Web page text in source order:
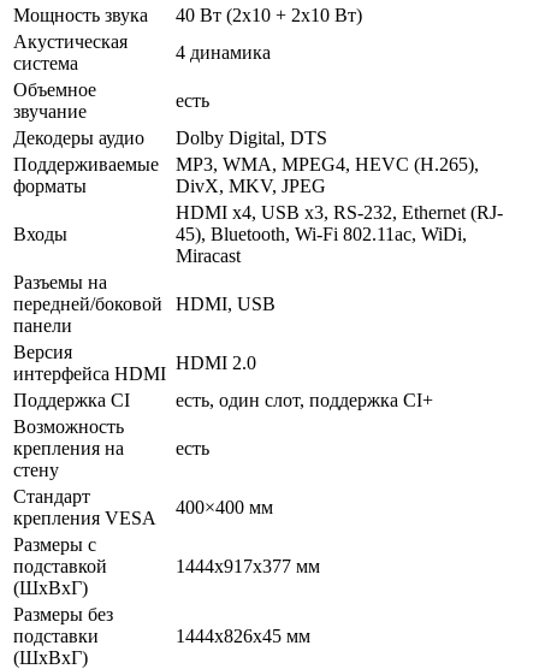
Мощность звука
40 Вт (2х10 + 2х10 Вт)
Акустическая
система
4 динамика
Объемное
звучание
есть
Декодеры аудио
Dolby Digital, DTS
Поддерживаемые
форматы
MP3, WMA, MPEG4, HEVC (H.265),
DivX, MKV, JPEG
Входы
HDMI x4, USB x3, RS-232, Ethernet (RJ-
45), Bluetooth, Wi-Fi 802.11ac, WiDi,
Miracast
Разъемы на
передней/боковой
панели
HDMI, USB
Версия
интерфейса HDMI
HDMI 2.0
Поддержка CI
есть, один слот, поддержка CI+
Возможность
крепления на
стену
есть
Стандарт
крепления VESA
400×400 мм
Размеры с
подставкой
(ШxВxГ)
1444x917x377 мм
Размеры без
подставки
(ШxВxГ)
1444x826x45 мм